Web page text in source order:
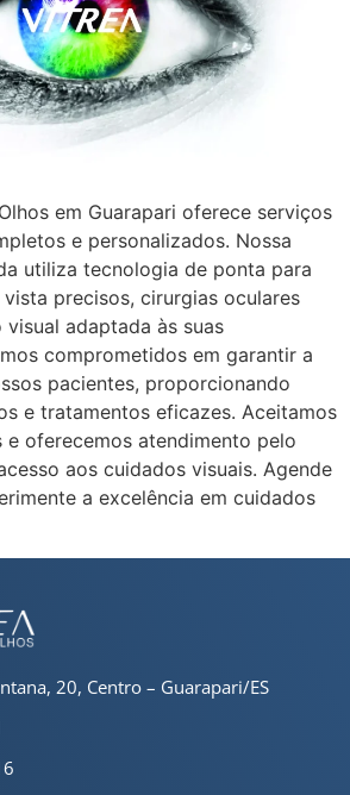
em Guarapari oferece serviços
e personalizados. Nossa
utiliza tecnologia de ponta para
precisos, cirurgias oculares
adaptada às suas
comprometidos em garantir a
pacientes, proporcionando
e tratamentos eficazes. Aceitamos
e oferecemos atendimento pelo
aos cuidados visuais. Agende
a excelência em cuidados
20, Centro – Guarapari/ES